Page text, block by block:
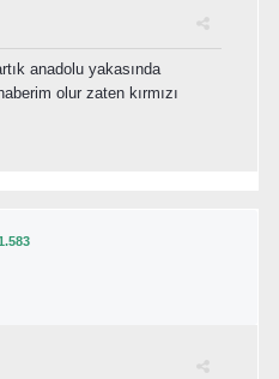
anadolu yakasında
olur zaten kırmızı